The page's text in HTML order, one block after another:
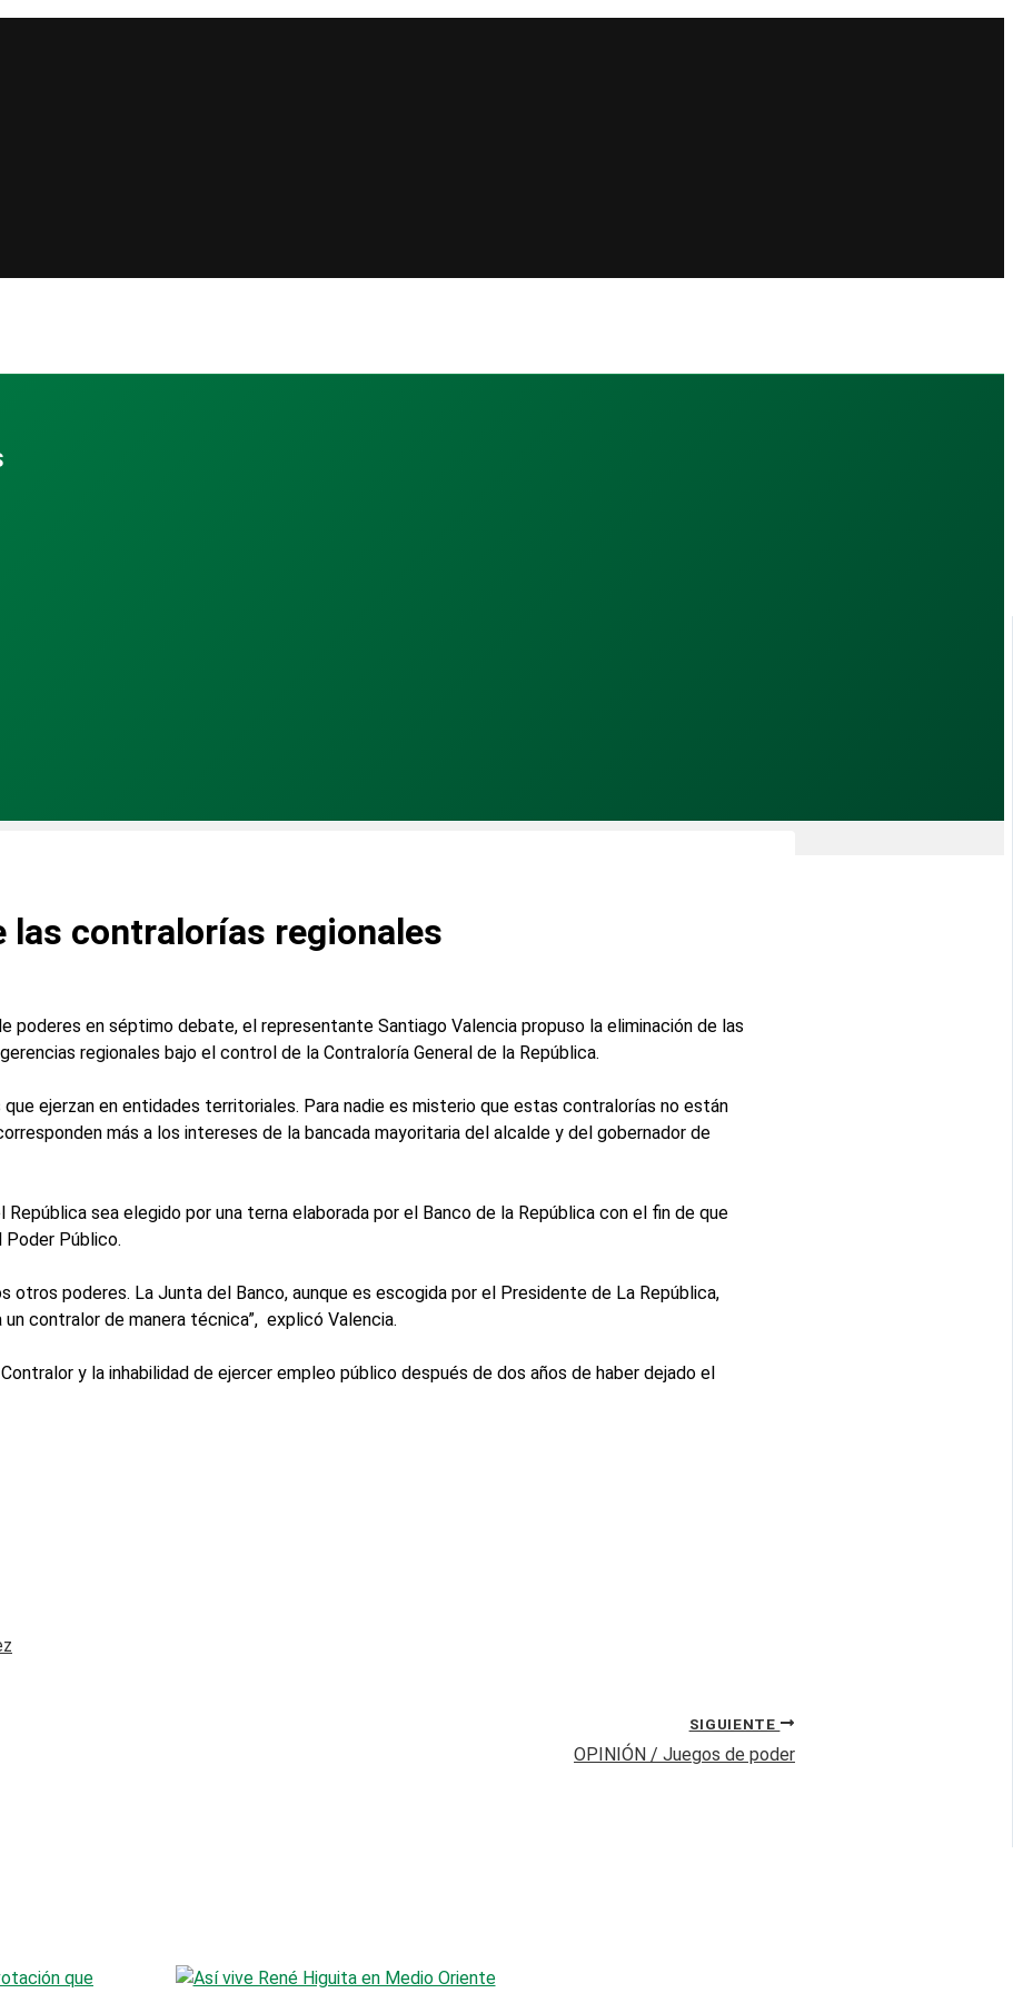
las contralorías regionales
poderes en séptimo debate, el representante Santiago Valencia propuso la eliminación de las
regionales bajo el control de la Contraloría General de la República.
ejerzan en entidades territoriales. Para nadie es misterio que estas contralorías no están
más a los intereses de la bancada mayoritaria del alcalde y del gobernador de
sea elegido por una terna elaborada por el Banco de la República con el fin de que
Poder Público.
otros poderes. La Junta del Banco, aunque es escogida por el Presidente de La República,
contralor de manera técnica”, explicó Valencia.
y la inhabilidad de ejercer empleo público después de dos años de haber dejado el
SIGUIENTE
OPINIÓN / Juegos de poder